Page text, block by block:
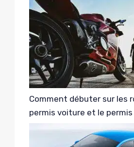
Comment débuter sur les
permis voiture et le